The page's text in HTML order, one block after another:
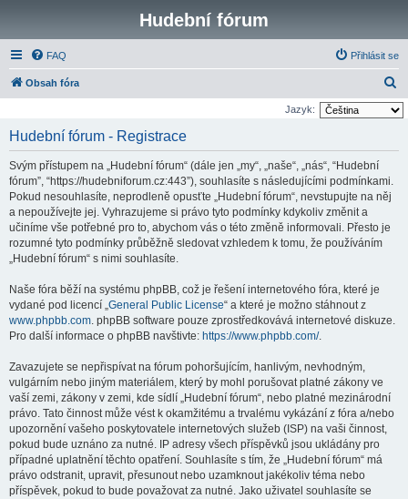
Hudební fórum
FAQ Přihlásit se
Obsah fóra
l
Jazyk:
Hudební fórum - Registrace
Svým přístupem na „Hudební fórum“ (dále jen „my“, „naše“, „nás“, “Hudební
fórum”, “https://hudebniforum.cz:443”), souhlasíte s následujícími podmínkami.
Pokud nesouhlasíte, neprodleně opusťte „Hudební fórum“, nevstupujte na něj
a nepoužívejte jej. Vyhrazujeme si právo tyto podmínky kdykoliv změnit a
učiníme vše potřebné pro to, abychom vás o této změně informovali. Přesto je
rozumné tyto podmínky průběžně sledovat vzhledem k tomu, že používáním
„Hudební fórum“ s nimi souhlasíte.
Naše fóra běží na systému phpBB, což je řešení internetového fóra, které je
vydané pod licencí „General Public License“ a které je možno stáhnout z
www.phpbb.com. phpBB software pouze zprostředkovává internetové diskuze.
Pro další informace o phpBB navštivte: https://www.phpbb.com/.
Zavazujete se nepřispívat na fórum pohoršujícím, hanlivým, nevhodným,
vulgárním nebo jiným materiálem, který by mohl porušovat platné zákony ve
vaší zemi, zákony v zemi, kde sídlí „Hudební fórum“, nebo platné mezinárodní
právo. Tato činnost může vést k okamžitému a trvalému vykázání z fóra a/nebo
upozornění vašeho poskytovatele internetových služeb (ISP) na vaši činnost,
pokud bude uznáno za nutné. IP adresy všech příspěvků jsou ukládány pro
případné uplatnění těchto opatření. Souhlasíte s tím, že „Hudební fórum“ má
právo odstranit, upravit, přesunout nebo uzamknout jakékoliv téma nebo
příspěvek, pokud to bude považovat za nutné. Jako uživatel souhlasíte se